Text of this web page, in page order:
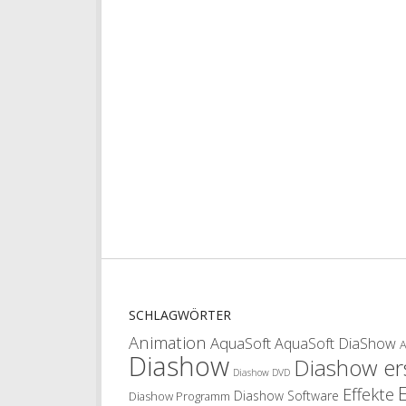
SCHLAGWÖRTER
Animation AquaSoftAquaSoft DiaShow
Diashow Diashow DVD Diashow
Diashow Programm Diashow Software Effekte